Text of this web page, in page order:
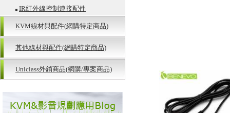
IR紅外線控制連接配件
KVM線材與配件(網購特定商品)
其他線材與配件(網購特定商品)
Uniclass外銷商品(網購/專案商品)